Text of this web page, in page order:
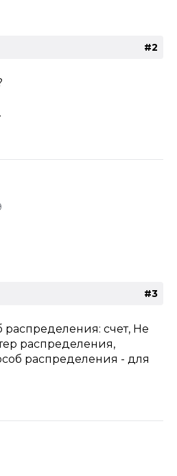
#2
#3
распределения: счет, Не
распределения,
распределения - для